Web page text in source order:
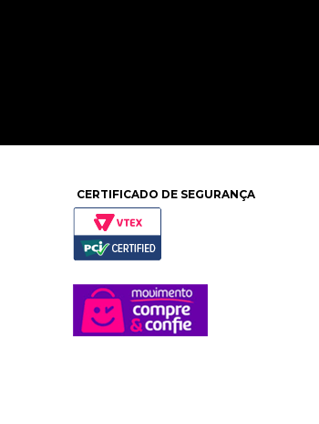
CERTIFICADO DE SEGURANÇA